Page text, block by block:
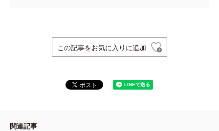
この記事をお気に入りに追加
関連記事